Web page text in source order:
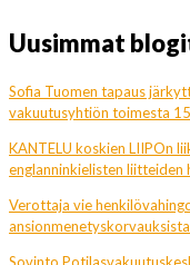
Uusimmat
Sofia Tuomen tapaus
vakuutusyhtiön toimesta
KANTELU koskien LIIPOn
englanninkielisten
Verottaja vie